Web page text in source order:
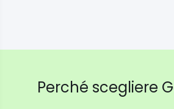
Perché scegliere